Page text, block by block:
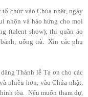
chức vào Chúa nhật, ngày
nhộn và hào hứng cho mọi
(talent show); thi quần áo
uống trà. Xin các phụ
Thánh lễ Tạ ơn cho các
nhiều hơn, vào Chúa nhật,
tòa. Nếu muốn tham dự,